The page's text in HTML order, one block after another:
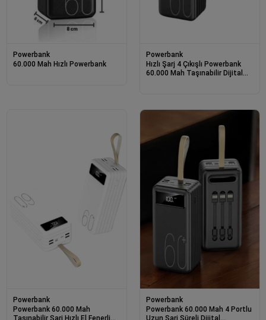
Powerbank
60.000 Mah Hızlı Powerbank
Powerbank
Hızlı Şarj 4 Çıkışlı Powerbank
60.000 Mah Taşınabilir Dijital
Powerbank
Powerbank 60.000 Mah
Taşınabilir Şarj Hızlı El Fenerli
Powerbank
Powerbank 60.000 Mah 4 Portlu
Uzun Şarj Süreli Dijital